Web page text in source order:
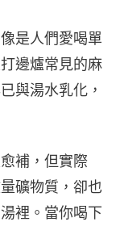
是人們愛喝單
邊爐常見的麻
與湯水乳化，
補，但實際
礦物質，卻也
裡。當你喝下